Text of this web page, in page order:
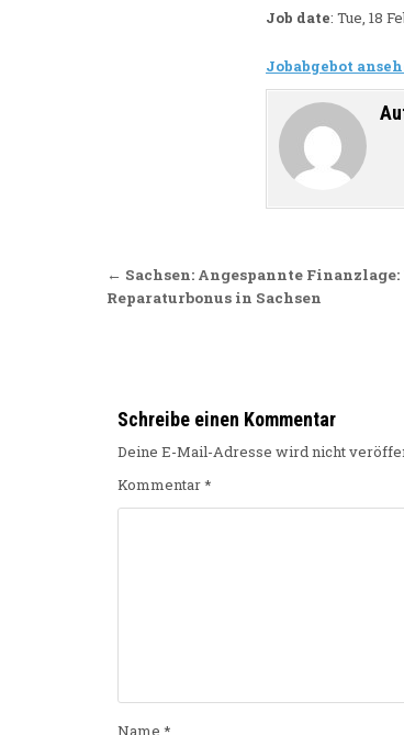
Job date: Tue, 18
Jobabgebot
Beitragsnavigation
← Sachsen: Angespannte
Reparaturbonus in Sachsen
Schreibe einen Kommentar
Deine E-Mail-Adresse wird nicht
Kommentar*
Name *